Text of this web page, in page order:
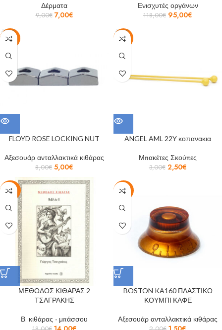
Δέρματα
9,00€ 7,00€
Ενισχυτές οργάνων
118,00€ 95,00€
-37%
FLOYD ROSE LOCKING NUT
Αξεσουάρ ανταλλακτικά κιθάρας
8,00€ 5,00€
-17%
ANGEL AML 22Y κοπανακια
Μπακέτες Σκούπες
3,00€ 2,50€
-22%
ΜΕΘΟΔΟΣ ΚΙΘΑΡΑΣ 2
ΤΣΑΓΡΑΚΗΣ
Β. κιθάρας - μπάσσου
-25%
BOSTON KA160 ΠΛΑΣΤΙΚΟ
ΚΟΥΜΠΙ ΚΑΦΕ
Αξεσουάρ ανταλλακτικά κιθάρας